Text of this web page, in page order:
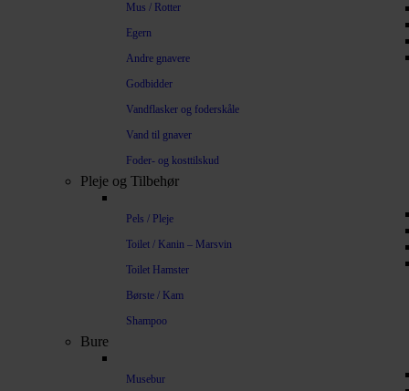
Mus / Rotter
Egern
Andre gnavere
Godbidder
Vandflasker og foderskåle
Vand til gnaver
Foder- og kosttilskud
Pleje og Tilbehør
Pels / Pleje
Toilet / Kanin – Marsvin
Toilet Hamster
Børste / Kam
Shampoo
Bure
Musebur